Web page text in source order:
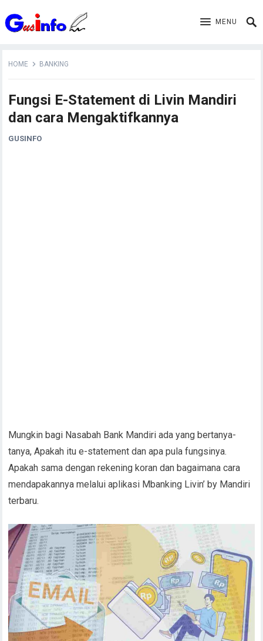
MENU
HOME BANKING
Fungsi E-Statement di Livin Mandiri
dan cara Mengaktifkannya
GUSINFO
Mungkin bagi Nasabah Bank Mandiri ada yang bertanya-
tanya, Apakah itu e-statement dan apa pula fungsinya.
Apakah sama dengan rekening koran dan bagaimana cara
mendapakannya melalui aplikasi Mbanking Livin’ by Mandiri
terbaru.